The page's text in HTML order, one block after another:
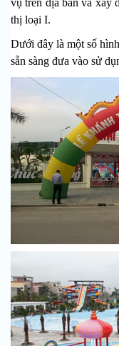
vụ trên địa bàn và xây
thị loại I.
Dưới đây là một số
sẵn sàng đưa vào sử